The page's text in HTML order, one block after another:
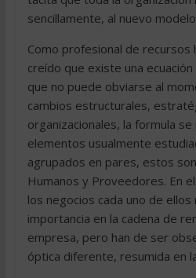
sencillamente, al nuevo
Como profesional de recursos
creído que existe una
que no puede obviarse al
cambios estructurales,
organizacionales, la formula
elementos usualmente
agrupados en pares, estos
Humanos y Proveedores. En
los negocios cada uno de
importancia en la cadena de
empresa, pero han de ser
óptica diferente, resumida en